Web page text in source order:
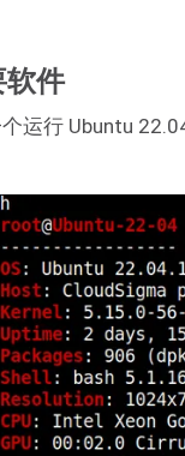
软件
运行 Ubuntu